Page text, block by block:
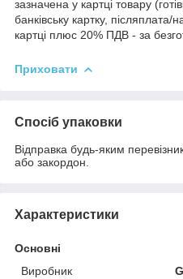
зазначена у картці товару
банківську картку,
картці плюс 20% ПДВ - за
Приховати
Спосіб упаковки
Відправка будь-яким
або закордон.
Характеристики
Основні
Виробник